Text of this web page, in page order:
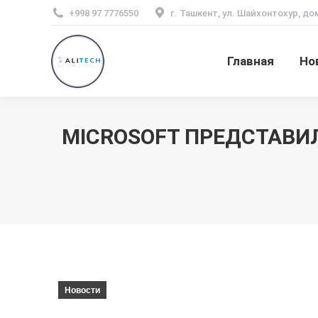
+998 97 7776550 г. Ташкент, ул. Шайхонтохур,
Главная
MICROSOFT
Новости